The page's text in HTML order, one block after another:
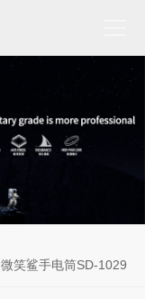
微笑鲨手电筒SD-1029